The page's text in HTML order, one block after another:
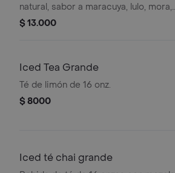
natural, sabor a maracuya, lulo, mora,
guanábana y mango
$ 13.000
Iced Tea Grande
Té de limón de 16 onz.
$ 8000
Iced té chai grande